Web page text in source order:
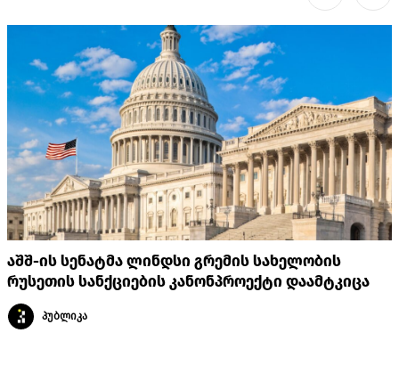
აშშ-ის სენატმა ლინდსი გრემის სახელობის
რუსეთის სანქციების კანონპროექტი დაამტკიცა
პუბლიკა